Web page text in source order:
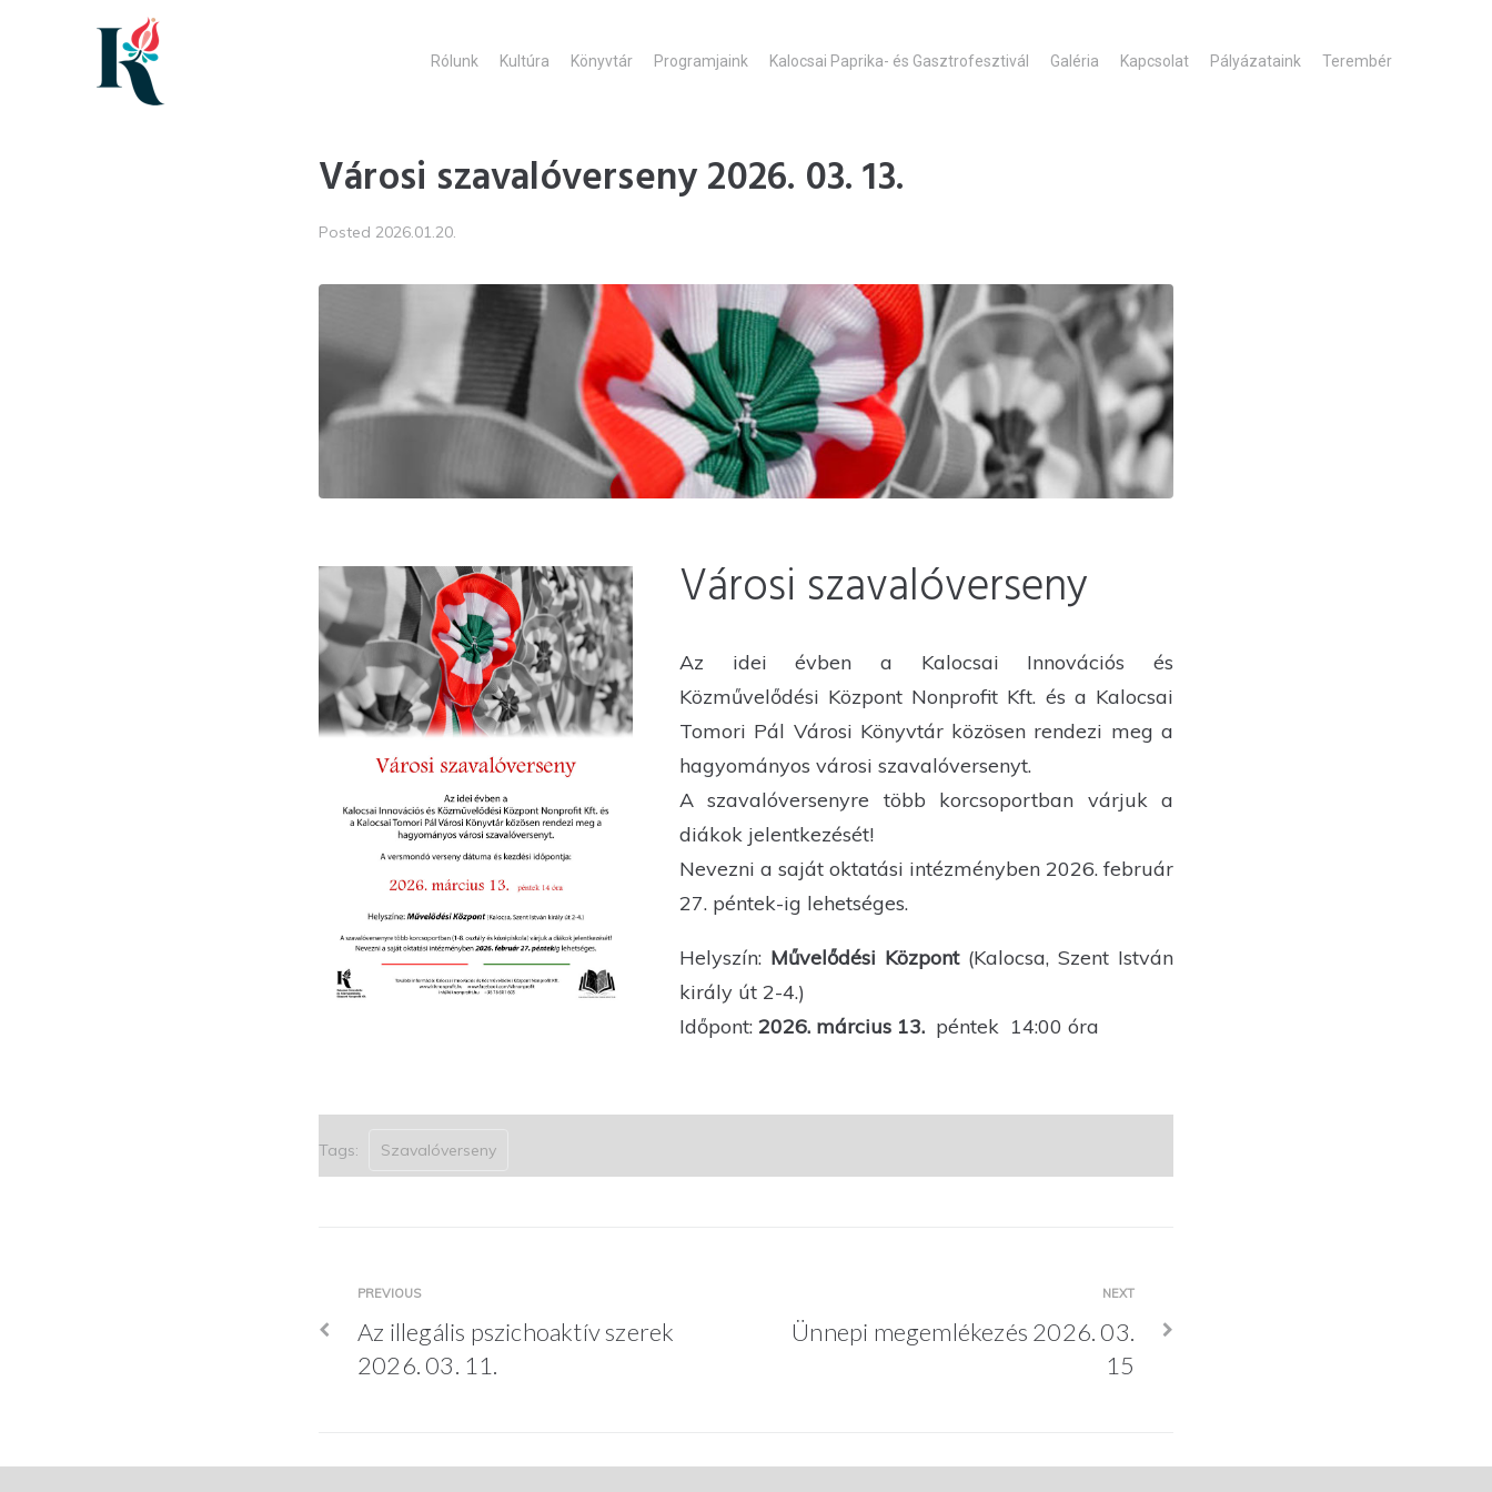
Rólunk Kultúra Könyvtár Programjaink Kalocsai Paprika- és Gasztrofesztivál Galéria Kapcsolat Pályázataink Terembér
Városi szavalóverseny 2026. 03. 13.
Posted 2026.01.20.
Városi szavalóverseny
Az idei évben a Kalocsai Innovációs és
Közművelődési Központ Nonprofit Kft. és a Kalocsai
Tomori Pál Városi Könyvtár közösen rendezi meg a
hagyományos városi szavalóversenyt.
A szavalóversenyre több korcsoportban várjuk a
diákok jelentkezését!
Nevezni a saját oktatási intézményben 2026. február
27. péntek-ig lehetséges.
Helyszín: Művelődési Központ (Kalocsa, Szent István
király út 2-4.)
Időpont: 2026. március 13.péntek 14:00 óra
Tags: Szavalóverseny
Bejegyzés
navigáció
Previous
PREVIOUS
Az illegális pszichoaktív szerek
2026. 03. 11.
NEXT
Ünnepi megemlékezés 2026. 03.
15